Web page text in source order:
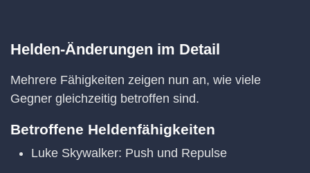
Helden-Änderungen im Detail
Mehrere Fähigkeiten zeigen nun an, wie viele
Gegner gleichzeitig betroffen sind.
Betroffene Heldenfähigkeiten
Luke Skywalker: Push und Repulse